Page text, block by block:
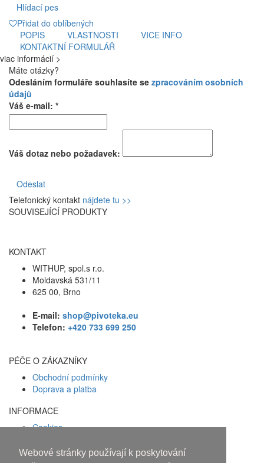
Webové stránky používají k poskytování
Hlídací pes
Přidat do oblíbených
POPIS
VLASTNOSTI
VICE INFO
KONTAKTNÍ FORMULÁŘ
viac informácií >
Máte otázky?
Odesláním formuláře souhlasíte se zpracováním osobních
údajů
Váš e-mail: *
Váš dotaz nebo požadavek:
Odeslat
Telefonický kontakt nájdete tu >>
SOUVISEJÍCÍ PRODUKTY
KONTAKT
WITHUP, spol.s r.o.
Moldavská 531/11
625 00, Brno
E-mail: shop@pivoteka.eu
Telefon: +420 733 699 250
PÉČE O ZÁKAZNÍKY
Obchodní podmínky
Doprava a platba
INFORMACE
Cookies
Facebook